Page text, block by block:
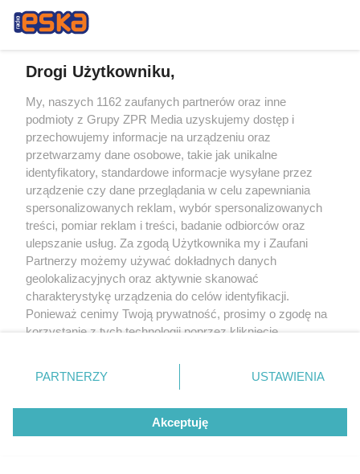
Żaden utwór zamieszczony w serwisie nie może być powielany i
rozpowszechniany lub dalej rozpowszechniany w jakikolwiek sposób (w
tym także elektroniczny lub mechaniczny) na jakimkolwiek polu
eksploatacji w jakiejkolwiek formie, włącznie z umieszczaniem w Internecie
bez pisemnej zgody właściciela praw. Jakiekolwiek użycie lub
wykorzystanie utworów w całości lub w części z naruszeniem prawa, tzn.
bez właściwej zgody, jest zabronione pod groźbą kary i może być ścigane
prawnie.
O nas
Drogi Użytkowniku,
My, naszych 1162 zaufanych partnerów oraz inne
podmioty z Grupy ZPR Media uzyskujemy dostęp i
przechowujemy informacje na urządzeniu oraz
przetwarzamy dane osobowe, takie jak unikalne
identyfikatory, standardowe informacje wysyłane przez
urządzenie czy dane przeglądania w celu zapewniania
spersonalizowanych reklam, wybór spersonalizowanych
treści, pomiar reklam i treści, badanie odbiorców oraz
ulepszanie usług. Za zgodą Użytkownika my i Zaufani
Partnerzy możemy używać dokładnych danych
geolokalizacyjnych oraz aktywnie skanować
charakterystykę urządzenia do celów identyfikacji.
Ponieważ cenimy Twoją prywatność, prosimy o zgodę na
korzystanie z tych technologii poprzez kliknięcie
zmienić/wycofać klikając przycisk ustawień prywatności
znajdujący się w lewym dolnym rogu strony
rodzaje przetwarzania danych nie wymagają zgody
użytkownika, ale masz prawo sprzeciwić się takiemu
przetwarzaniu. Preferencje będą miały zastosowanie tylko
PARTNERZY USTAWIENIA
Akceptuję